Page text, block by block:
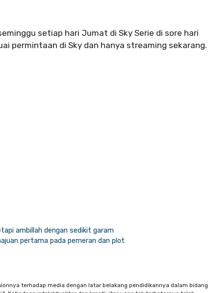
setiap hari Jumat di Sky Serie di sore hari
permintaan di Sky dan hanya streaming sekarang.
ambillah dengan sedikit garam
pertama pada pemeran dan plot
terhadap media dengan latar belakang pendidikannya dalam bidang